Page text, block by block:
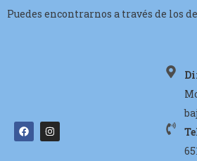
Puedes encontrarnos a través de los